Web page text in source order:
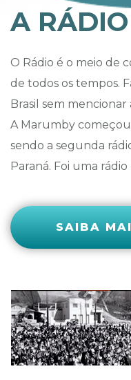
A RÁDIO
O Rádio é o meio de
de todos os tempos.
Brasil sem
A Marumby começou
sendo a segunda
Paraná. Foi uma
SAIBA